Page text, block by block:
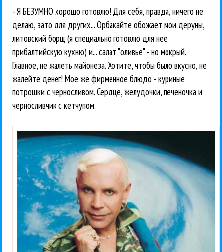
- Я БЕЗУМНО хорошо готовлю! Для себя, правда, ничего не
делаю, зато для других... Орбакайте обожает мои деруны,
литовский борщ (я специально готовлю для нее
прибалтийскую кухню) и... салат "оливье" - но мокрый.
Главное, не жалеть майонеза. Хотите, чтобы было вкусно, не
жалейте денег! Мое же фирменное блюдо - куриные
потрошки с черносливом. Сердце, желудочки, печеночка и
черносливчик с кетчупом.